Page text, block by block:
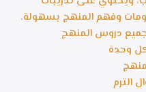
وفهم المنهج بسهولة.
دروس المنهج
وحدة
الترم